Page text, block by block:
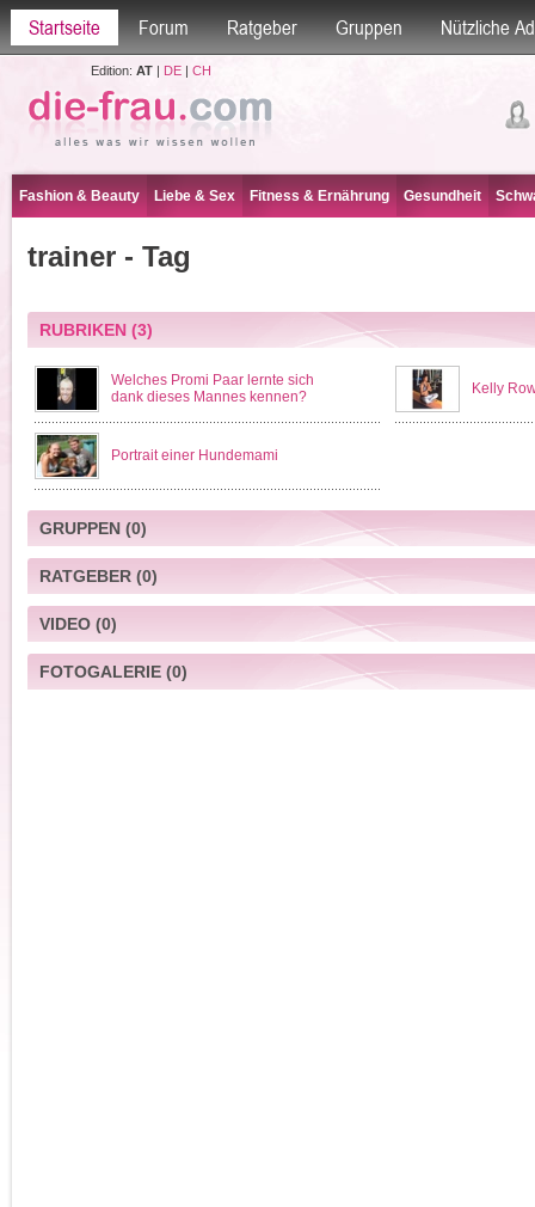
Startseite Forum Ratgeber Gruppen Nützliche
Edition: AT| DE| CH
Fashion & Beauty Liebe & Sex Fitness & Ernährung Gesundheit
trainer - Tag
RUBRIKEN(3)
Welches Promi Paar lernte sich
dank dieses Mannes kennen?
Kelly
Portrait einer Hundemami
GRUPPEN(0)
RATGEBER(0)
VIDEO(0)
FOTOGALERIE(0)